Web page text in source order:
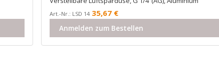
Art.-Nr.: LSD 14 35,67 €
Anmelden zum Bestellen